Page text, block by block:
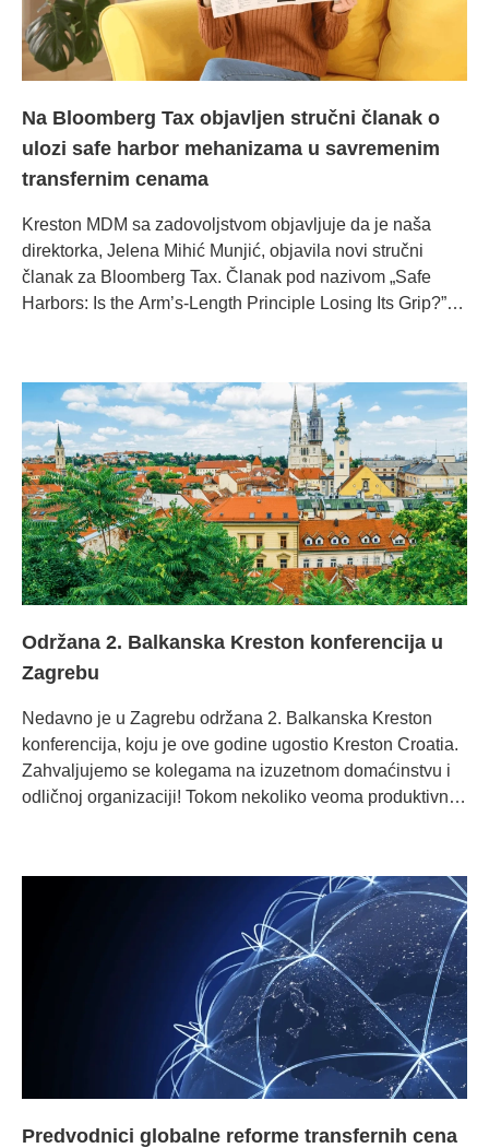
Na Bloomberg Tax objavljen stručni članak o
ulozi safe harbor mehanizama u savremenim
transfernim cenama
Kreston MDM sa zadovoljstvom objavljuje da je naša
direktorka, Jelena Mihić Munjić, objavila novi stručni
članak za Bloomberg Tax. Članak pod nazivom „Safe
Harbors: Is the Arm’s-Length Principle Losing Its Grip?”
pravilo pune konkurencije (arm’s-length
Održana 2. Balkanska Kreston konferencija u
Zagrebu
Nedavno je u Zagrebu održana 2. Balkanska Kreston
konferencija, koju je ove godine ugostio Kreston Croatia.
Zahvaljujemo se kolegama na izuzetnom domaćinstvu i
odličnoj organizaciji! Tokom nekoliko veoma produktivnih
sastanak pokrenuo je nove inicijative,
Predvodnici globalne reforme transfernih cena